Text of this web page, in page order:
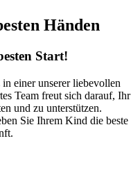
Händen
Start!
einer unserer liebevollen
Team freut sich darauf, Ihr
und zu unterstützen.
Sie Ihrem Kind die beste